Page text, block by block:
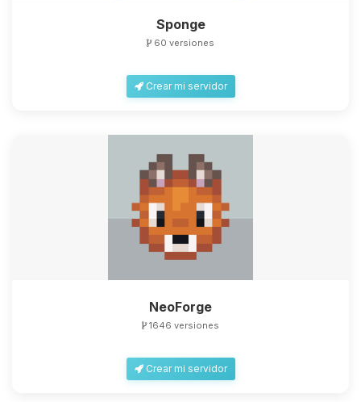
Sponge
60 versiones
Crear mi servidor
NeoForge
1646 versiones
Crear mi servidor